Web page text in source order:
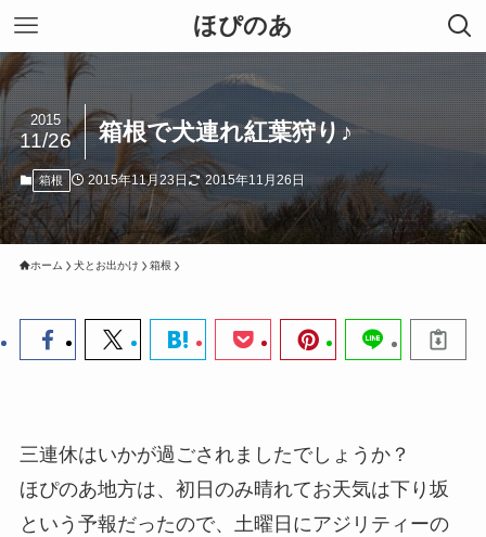
ほぴのあ
箱根で犬連れ紅葉狩り♪
2015
11/26
箱根 2015年11月23日 2015年11月26日
ホーム 犬とお出かけ 箱根
三連休はいかが過ごされましたでしょうか？
ほぴのあ地方は、初日のみ晴れてお天気は下り坂
という予報だったので、土曜日にアジリティーの